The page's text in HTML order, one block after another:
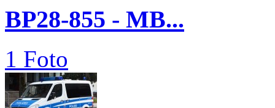
BP28-855 - MB...
1 Foto